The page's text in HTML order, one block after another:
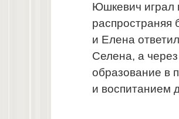
Юшкевич играл
распространяя
и Елена
Селена, а
образование в
и воспитанием